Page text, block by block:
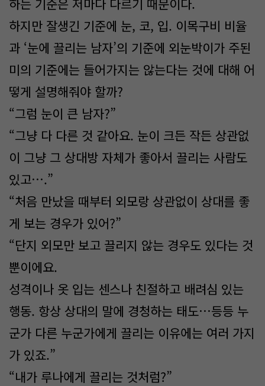
하는 기준은 저마다 다르기 때문이다.
하지만 잘생긴 기준에 눈, 코, 입. 이목구비 비율
과 ‘눈에 끌리는 남자’의 기준에 외눈박이가 주된
미의 기준에는 들어가지는 않는다는 것에 대해 어
떻게 설명해줘야 할까?
“그럼 눈이 큰 남자?”
“그냥 다 다른 것 같아요. 눈이 크든 작든 상관없
이 그냥 그 상대방 자체가 좋아서 끌리는 사람도
있고….”
“처음 만났을 때부터 외모랑 상관없이 상대를 좋
게 보는 경우가 있어?”
“단지 외모만 보고 끌리지 않는 경우도 있다는 것
뿐이에요.
성격이나 옷 입는 센스나 친절하고 배려심 있는
행동. 항상 상대의 말에 경청하는 태도…등등 누
군가 다른 누군가에게 끌리는 이유에는 여러 가지
가 있죠.”
“내가 루나에게 끌리는 것처럼?”